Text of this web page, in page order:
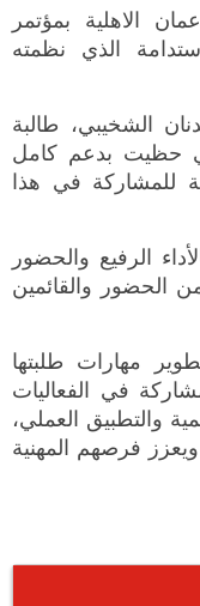
الاهلية بمؤتمر
الذي نظمته
الشخيبي، طالبة
حظيت بدعم كامل
للمشاركة في هذا
الرفيع والحضور
الحضور والقائمين
مهارات طلبتها
في الفعاليات
والتطبيق العملي،
فرصهم المهنية